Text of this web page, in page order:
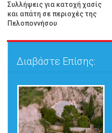
Συλλήψεις για κατοχή χασίς
και απάτη σε περιοχές της
Πελοποννήσου
Διαβάστε Επίσης: